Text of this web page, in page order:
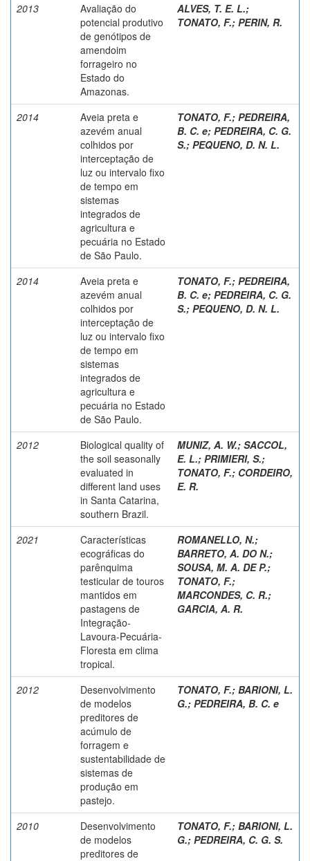
2013
Avaliação do
potencial produtivo
de genótipos de
amendoim
forrageiro no
Estado do
Amazonas.
ALVES, T. E. L.;
TONATO, F.; PERIN, R.
2014
Aveia preta e
azevém anual
colhidos por
interceptação de
luz ou intervalo fixo
de tempo em
sistemas
integrados de
agricultura e
pecuária no Estado
de São Paulo.
TONATO, F.; PEDREIRA,
B. C. e; PEDREIRA, C. G.
S.; PEQUENO, D. N. L.
2014
Aveia preta e
azevém anual
colhidos por
interceptação de
luz ou intervalo fixo
de tempo em
sistemas
integrados de
agricultura e
pecuária no Estado
de São Paulo.
TONATO, F.; PEDREIRA,
B. C. e; PEDREIRA, C. G.
S.; PEQUENO, D. N. L.
2012
Biological quality of
the soil seasonally
evaluated in
different land uses
in Santa Catarina,
southern Brazil.
MUNIZ, A. W.; SACCOL,
E. L.; PRIMIERI, S.;
TONATO, F.; CORDEIRO,
E. R.
2021
Características
ecográficas do
parênquima
testicular de touros
mantidos em
pastagens de
Integração-
Lavoura-Pecuária-
Floresta em clima
tropical.
ROMANELLO, N.;
BARRETO, A. DO N.;
SOUSA, M. A. DE P.;
TONATO, F.;
MARCONDES, C. R.;
GARCIA, A. R.
2012
Desenvolvimento
de modelos
preditores de
acúmulo de
forragem e
sustentabilidade de
sistemas de
produção em
pastejo.
TONATO, F.; BARIONI, L.
G.; PEDREIRA, B. C. e
2010
Desenvolvimento
de modelos
preditores de
TONATO, F.; BARIONI, L.
G.; PEDREIRA, C. G. S.